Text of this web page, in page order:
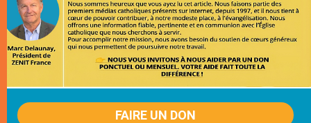
FAIRE UN DON